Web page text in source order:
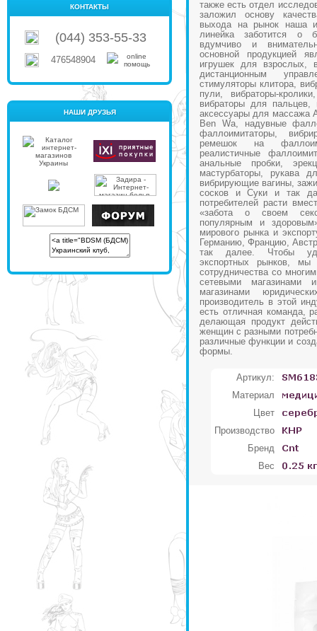
КОНТАКТЫ
(044) 353-55-33
476548904
НАШИ ДРУЗЬЯ
также есть отдел
заложил основу
выхода на рынок наша
линейка заботится о
вдумчиво и
основной продукцией
игрушек для взрослых,
дистанционным
стимуляторы клитора,
пули, вибраторы-
вибраторы для
аксессуары для массажа
Ben Wa, надувные
фаллоимитаторы,
ремешок на
реалистичные
анальные пробки,
мастурбаторы, рукава
вибрирующие вагины,
сосков и Суки и так
потребителей расти
«забота о своем
популярным и
мирового рынка и
Германию, Францию,
так далее. Чтобы
экспортных рынков, мы
сотрудничества со
сетевыми магазинами
магазинами
производитель в этой
есть отличная команда,
делающая продукт
женщин с разными
различные функции и
формы.
Артикул:
Материал
Цвет
Производство
Бренд
Вес